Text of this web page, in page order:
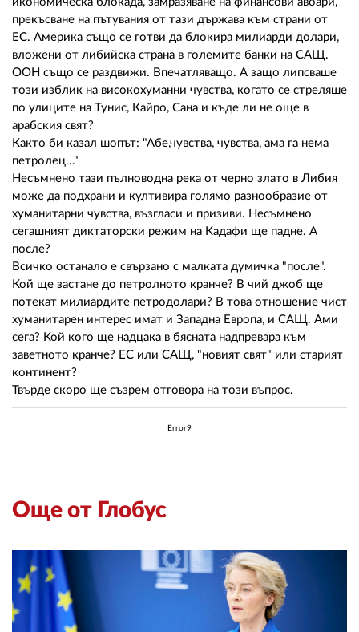
прекъсване на пътувания от тази държава към страни от
ЕС. Америка също се готви да блокира милиарди долари,
вложени от либийска страна в големите банки на САЩ.
ООН също се раздвижи. Впечатляващо. А защо липсваше
този изблик на високохуманни чувства, когато се стреляше
по улиците на Тунис, Кайро, Сана и къде ли не още в
арабския свят?
Както би казал шопът: "Абе,чувства, чувства, ама га нема
петролец..."
Несъмнено тази пълноводна река от черно злато в Либия
може да подхрани и култивира голямо разнообразие от
хуманитарни чувства, възгласи и призиви. Несъмнено
сегашният диктаторски режим на Кадафи ще падне. А
после?
Всичко останало е свързано с малката думичка "после".
Кой ще застане до петролното кранче? В чий джоб ще
потекат милиардите петродолари? В това отношение чист
хуманитарен интерес имат и Западна Европа, и САЩ. Ами
сега? Кой кого ще надцака в бясната надпревара към
заветното кранче? ЕС или САЩ, "новият свят" или старият
континент?
Твърде скоро ще съзрем отговора на този въпрос.
Error9
Още от Глобус